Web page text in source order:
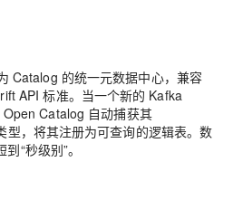
Catalog 的统一元数据中心，兼容
API 标准。当一个新的 Kafka
Catalog 自动捕获其
型，将其注册为可查询的逻辑表。数
“秒级别”。